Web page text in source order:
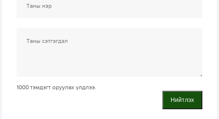
1000 тэмдэгт оруулах үлдлээ.
Нийтлэх